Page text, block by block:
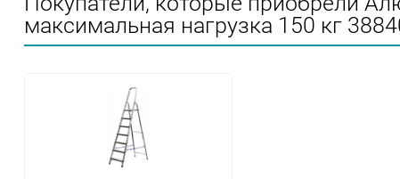
максимальная нагрузка 150 кг